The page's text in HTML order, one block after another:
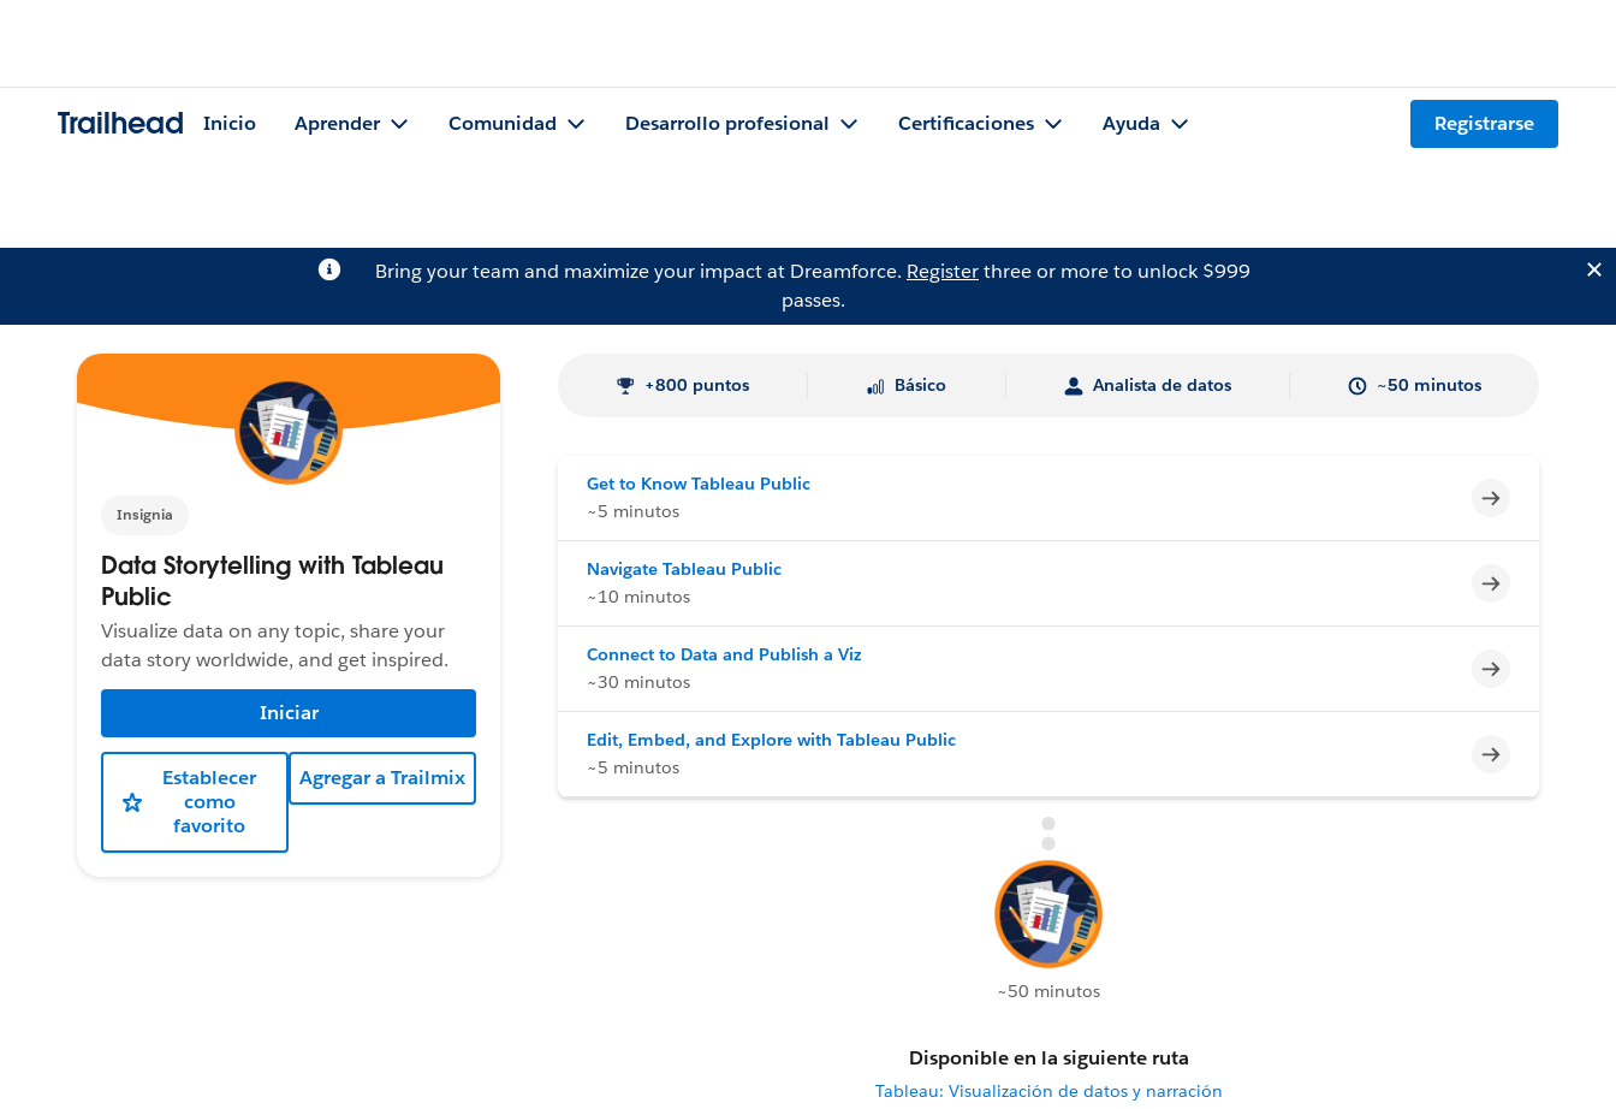
Trailhead Inicio Aprender Comunidad Desarrollo profesional Certificaciones Ayuda Registrarse
Bring your team and maximize your impact at Dreamforce. Registerthree or more to unlock $999
passes.
Insignia
Data Storytelling with Tableau
Public
Visualize data on any topic, share your
data story worldwide, and get inspired.
Iniciar
Establecer
como
favorito
Agregar a Trailmix
+800 puntos Básico Analista de datos ~50 minutos
Get to Know Tableau Public
~5 minutos
Incompleto
Navigate Tableau Public
~10 minutos
Incompleto
Connect to Data and Publish a Viz
~30 minutos
Incompleto
Edit, Embed, and Explore with Tableau Public
~5 minutos
Incompleto
~50 minutos
Disponible en la siguiente ruta
Tableau: Visualización de datos y narración